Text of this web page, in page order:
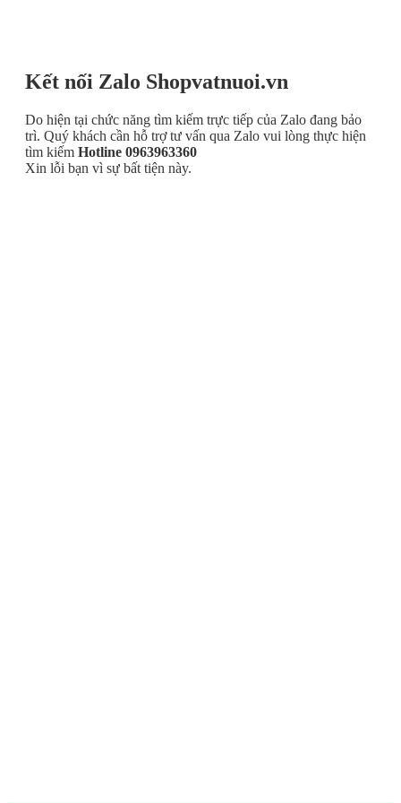
Kết nối Zalo Shopvatnuoi.vn
Do hiện tại chức năng tìm kiếm trực tiếp của Zalo đang bảo
trì. Quý khách cần hỗ trợ tư vấn qua Zalo vui lòng thực hiện
tìm kiếm Hotline 0963963360
Xin lỗi bạn vì sự bất tiện này.